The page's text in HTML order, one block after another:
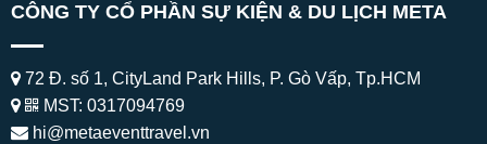
CÔNG TY CỔ PHẦN SỰ KIỆN & DU LỊCH META
72 Đ. số 1, CityLand Park Hills, P. Gò Vấp, Tp.HCM
MST: 0317094769
hi@metaeventtravel.vn